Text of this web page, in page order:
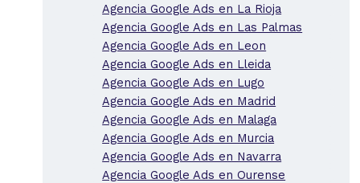
Agencia Google Ads en La Rioja
Agencia Google Ads en Las Palmas
Agencia Google Ads en Leon
Agencia Google Ads en Lleida
Agencia Google Ads en Lugo
Agencia Google Ads en Madrid
Agencia Google Ads en Malaga
Agencia Google Ads en Murcia
Agencia Google Ads en Navarra
Agencia Google Ads en Ourense